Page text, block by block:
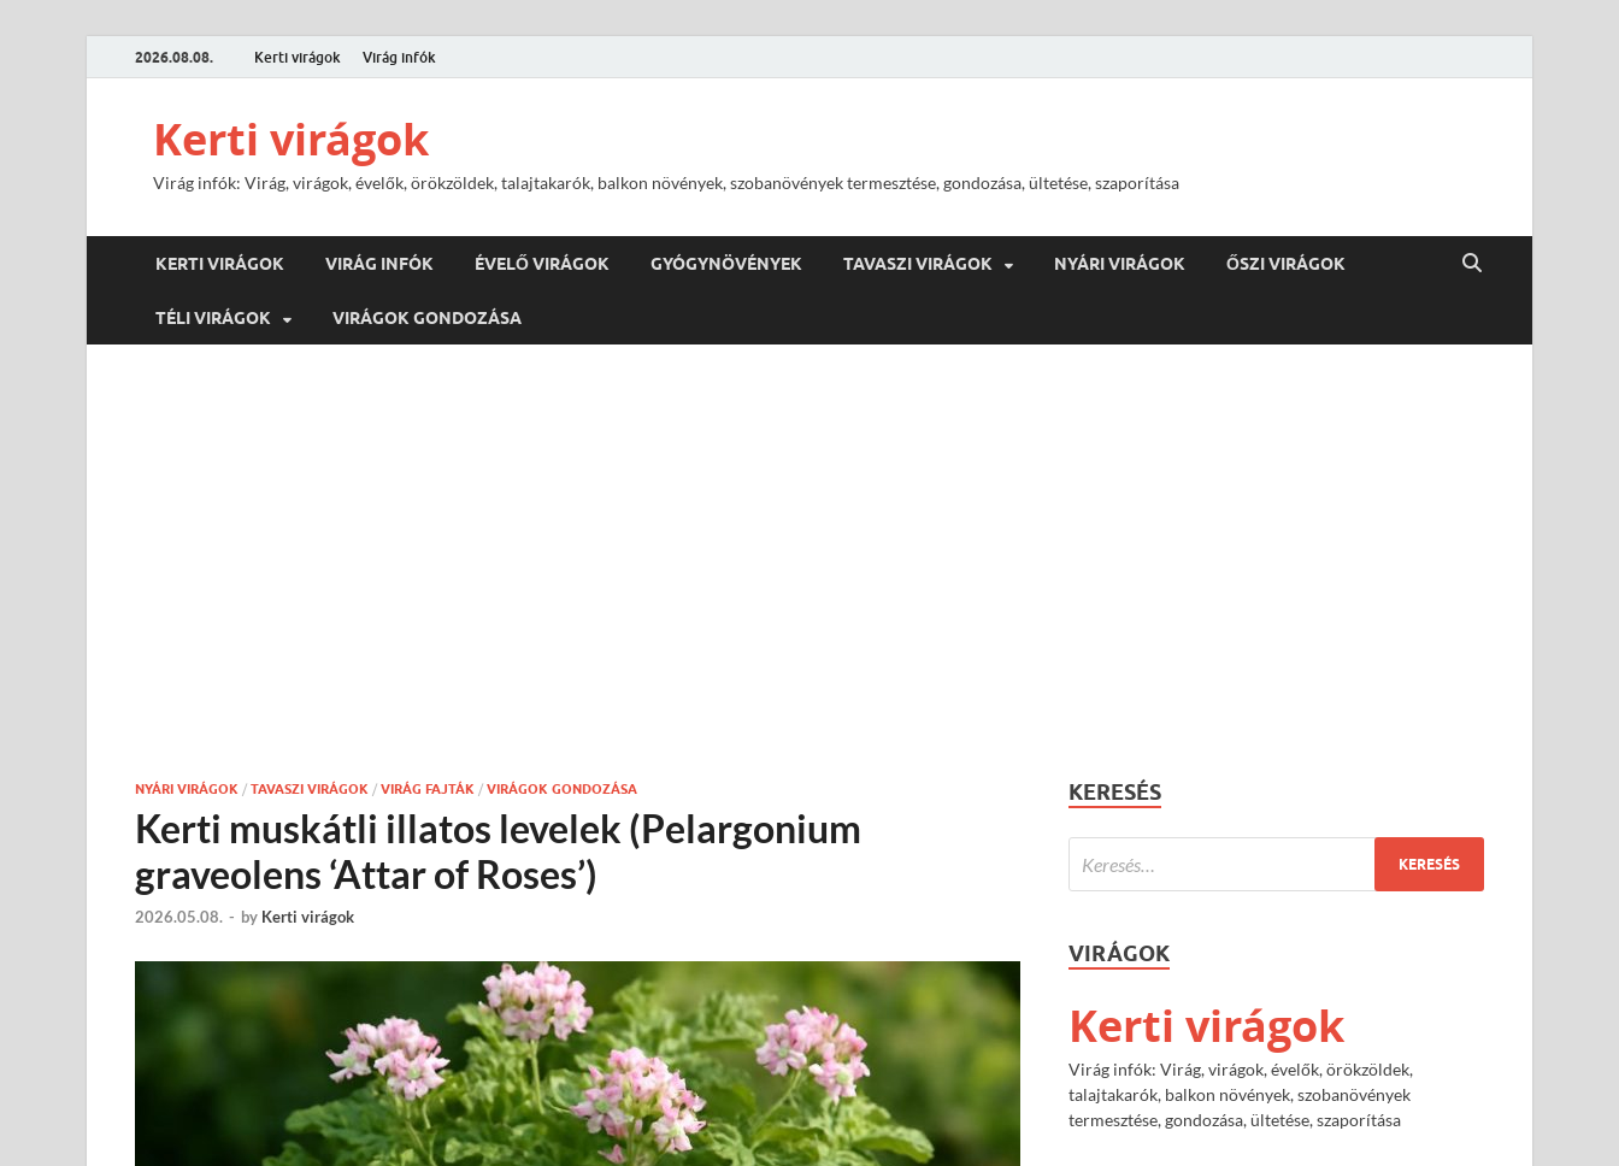
2026.08.08. Kerti virágok Virág infók
Kerti virágok
Virág infók: Virág, virágok, évelők, örökzöldek, talajtakarók, balkon növények, szobanövények termesztése, gondozása, ültetése, szaporítása
KERTI VIRÁGOK VIRÁG INFÓK ÉVELŐ VIRÁGOK GYÓGYNÖVÉNYEK TAVASZI VIRÁGOK NYÁRI VIRÁGOK ŐSZI VIRÁGOK
TÉLI VIRÁGOK VIRÁGOK GONDOZÁSA
NYÁRI VIRÁGOK / TAVASZI VIRÁGOK / VIRÁG FAJTÁK / VIRÁGOK GONDOZÁSA
Kerti muskátli illatos levelek (Pelargonium
graveolens ‘Attar of Roses’)
2026.05.08. - by Kerti virágok
KERESÉS
VIRÁGOK
Kerti virágok
Virág infók: Virág, virágok, évelők, örökzöldek,
talajtakarók, balkon növények, szobanövények
termesztése, gondozása, ültetése, szaporítása